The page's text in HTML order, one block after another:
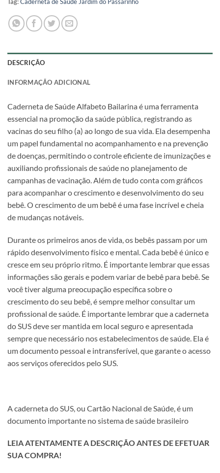
Tag:Caderneta de Saúde Jardim do Passarinho
DESCRIÇÃO
INFORMAÇÃO ADICIONAL
Caderneta de Saúde Alfabeto Bailarina é uma ferramenta
essencial na promoção da saúde pública, registrando as
vacinas do seu filho (a) ao longo de sua vida. Ela desempenha
um papel fundamental no acompanhamento e na prevenção
de doenças, permitindo o controle eficiente de imunizações e
auxiliando profissionais de saúde no planejamento de
campanhas de vacinação. Além de tudo conta com gráficos
para acompanhar o crescimento e desenvolvimento do seu
bebê. O crescimento de um bebê é uma fase incrível e cheia
de mudanças notáveis.
Durante os primeiros anos de vida, os bebês passam por um
rápido desenvolvimento físico e mental. Cada bebê é único e
cresce em seu próprio ritmo. É importante lembrar que essas
informações são gerais e podem variar de bebê para bebê. Se
você tiver alguma preocupação específica sobre o
crescimento do seu bebê, é sempre melhor consultar um
profissional de saúde. É importante lembrar que a caderneta
do SUS deve ser mantida em local seguro e apresentada
sempre que necessário nos estabelecimentos de saúde. Ela é
um documento pessoal e intransferível, que garante o acesso
aos serviços oferecidos pelo SUS.
A caderneta do SUS, ou Cartão Nacional de Saúde, é um
documento importante no sistema de saúde brasileiro
LEIA ATENTAMENTE A DESCRIÇÃO ANTES DE EFETUAR
SUA COMPRA!